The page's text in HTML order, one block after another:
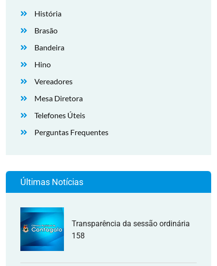
História
Brasão
Bandeira
Hino
Vereadores
Mesa Diretora
Telefones Úteis
Perguntas Frequentes
Últimas Notícias
Transparência da sessão ordinária
158